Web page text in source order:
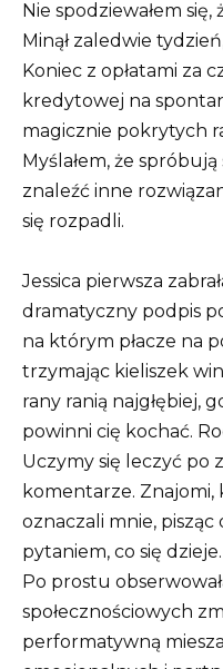
Nie spodziewałem
Minął zaledwie
Koniec z opłatami za
kredytowej na
magicznie pokrytych
Myślałem, że
znaleźć inne
się rozpadli.
Jessica pierwsza
dramatyczny podpis
na którym płacze na
trzymając kieliszek
rany ranią najgłębiej,
powinni cię kochać.
Uczymy się leczyć po
komentarze. Znajomi,
oznaczali mnie,
pytaniem, co się
Po prostu
społecznościowych
performatywną